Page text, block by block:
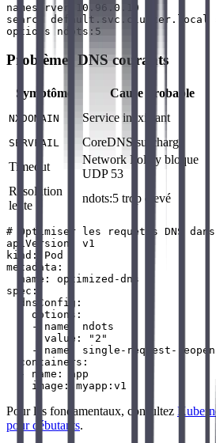
nameserver 10.96.0.10
search
Problèmes DNS courants
Symptôme Cause probable
NXDOMAIN Service inexistant
SERVFAIL
CoreDNS surchargé
Timeout
Network Policy bloque
UDP 53
Résolution
lente
ndots:5 trop élevé
# Optimiser les requêtes DNS
apiVersion: v1
kind: Pod
metadata:
  name: optimized-dns
spec:
  dnsConfig:
    options:
    - name: ndots
      value: "2"
    - name: single-request-reopen
  containers:
  - name: app
Pour les fondamentaux, consultez
pour débutants.